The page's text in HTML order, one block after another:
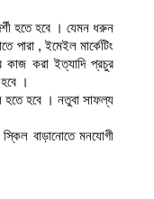
হতে হবে । যেমন ধরুন
পারা , ইমেইল মার্কেটিং
কাজ করা ইত্যাদি প্রচুর
।
হতে হবে । নতুবা সাফল্য
বাড়ানোতে মনযোগী